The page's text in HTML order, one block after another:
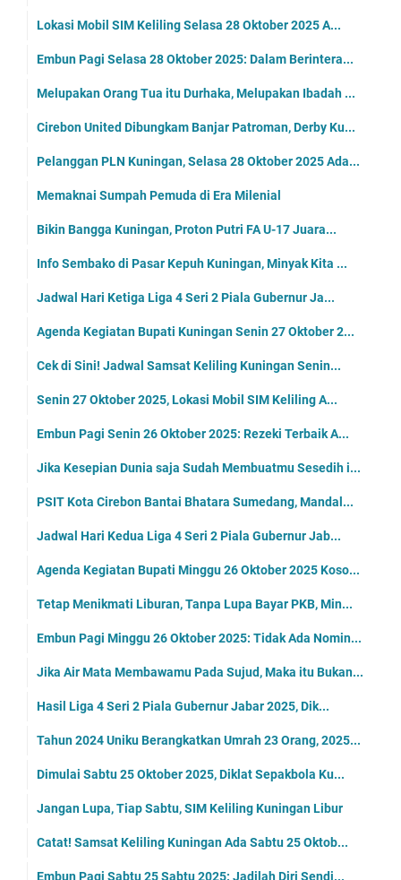
Lokasi Mobil SIM Keliling Selasa 28 Oktober 2025 A...
Embun Pagi Selasa 28 Oktober 2025: Dalam Berintera...
Melupakan Orang Tua itu Durhaka, Melupakan Ibadah ...
Cirebon United Dibungkam Banjar Patroman, Derby Ku...
Pelanggan PLN Kuningan, Selasa 28 Oktober 2025 Ada...
Memaknai Sumpah Pemuda di Era Milenial
Bikin Bangga Kuningan, Proton Putri FA U-17 Juara...
Info Sembako di Pasar Kepuh Kuningan, Minyak Kita ...
Jadwal Hari Ketiga Liga 4 Seri 2 Piala Gubernur Ja...
Agenda Kegiatan Bupati Kuningan Senin 27 Oktober 2...
Cek di Sini! Jadwal Samsat Keliling Kuningan Senin...
Senin 27 Oktober 2025, Lokasi Mobil SIM Keliling A...
Embun Pagi Senin 26 Oktober 2025: Rezeki Terbaik A...
Jika Kesepian Dunia saja Sudah Membuatmu Sesedih i...
PSIT Kota Cirebon Bantai Bhatara Sumedang, Mandal...
Jadwal Hari Kedua Liga 4 Seri 2 Piala Gubernur Jab...
Agenda Kegiatan Bupati Minggu 26 Oktober 2025 Koso...
Tetap Menikmati Liburan, Tanpa Lupa Bayar PKB, Min...
Embun Pagi Minggu 26 Oktober 2025: Tidak Ada Nomin...
Jika Air Mata Membawamu Pada Sujud, Maka itu Bukan...
Hasil Liga 4 Seri 2 Piala Gubernur Jabar 2025, Dik...
Tahun 2024 Uniku Berangkatkan Umrah 23 Orang, 2025...
Dimulai Sabtu 25 Oktober 2025, Diklat Sepakbola Ku...
Jangan Lupa, Tiap Sabtu, SIM Keliling Kuningan Libur
Catat! Samsat Keliling Kuningan Ada Sabtu 25 Oktob...
Embun Pagi Sabtu 25 Sabtu 2025: Jadilah Diri Sendi...